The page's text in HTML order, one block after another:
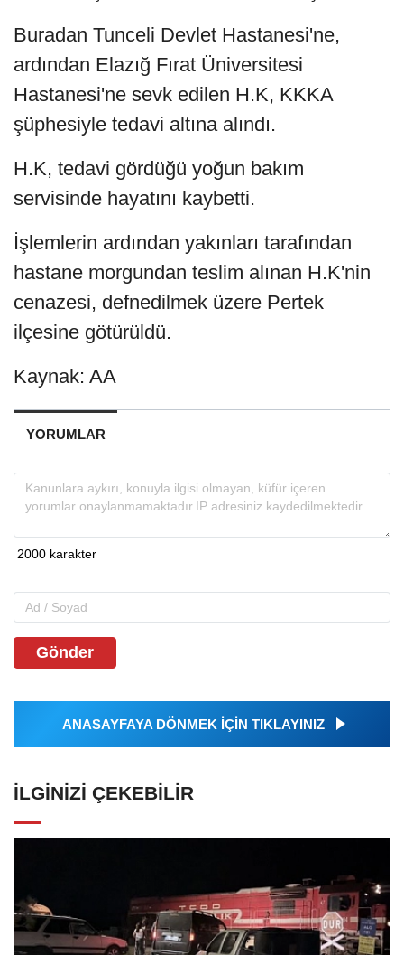
Buradan Tunceli Devlet Hastanesi'ne,
ardından Elazığ Fırat Üniversitesi
Hastanesi'ne sevk edilen H.K, KKKA
şüphesiyle tedavi altına alındı.
H.K, tedavi gördüğü yoğun bakım
servisinde hayatını kaybetti.
İşlemlerin ardından yakınları tarafından
hastane morgundan teslim alınan H.K'nin
cenazesi, defnedilmek üzere Pertek
ilçesine götürüldü.
Kaynak: AA
YORUMLAR
Gönder
ANASAYFAYA DÖNMEK İÇİN TIKLAYINIZ
İLGINIZI ÇEKEBILIR